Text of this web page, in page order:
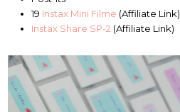
19 Instax Mini Filme (Affiliate Link)
Instax Share SP-2 (Affiliate Link)